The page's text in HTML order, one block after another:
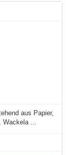
aus Papier,
...